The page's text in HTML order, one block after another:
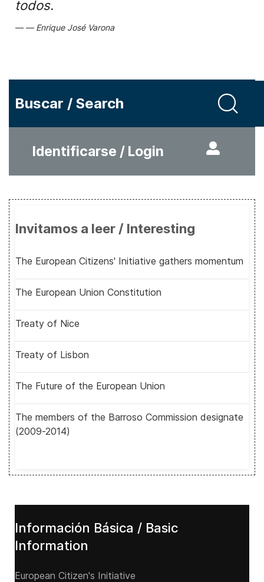
todos.
Enrique José Varona
Buscar / Search
Identificarse / Login
Invitamos a leer / Interesting
The European Citizens' Initiative gathers momentum
The European Union Constitution
Treaty of Nice
Treaty of Lisbon
The Future of the European Union
The members of the Barroso Commission designate
(2009-2014)
Información Básica / Basic
Information
European Citizen's Initiative